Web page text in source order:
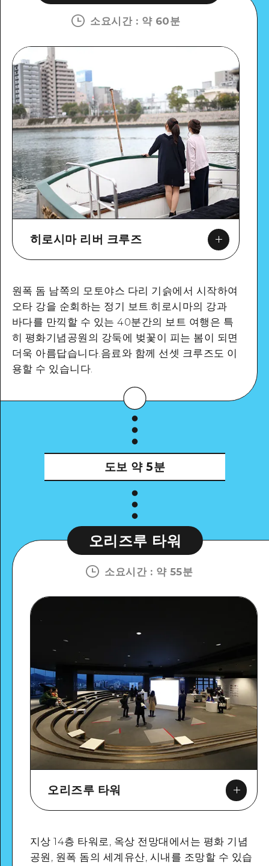
소요시간: 약 60분
히로시마 리버 크루즈
Google Maps
원폭 돔 남쪽의 모토야스 다리 기슭에서 시작하여
오타 강을 순회하는 정기 보트.히로시마의 강과
바다를 만끽할 수 있는 40분간의 보트 여행은 특
히 평화기념공원의 강둑에 벚꽃이 피는 봄이 되면
더욱 아름답습니다.음료와 함께 선셋 크루즈도 이
용할 수 있습니다.
도보 약 5분
오리즈루 타워
소요시간: 약 55분
오리즈루 타워
Google Maps
지상 14층 타워로, 옥상 전망대에서는 평화 기념
공원, 원폭 돔의 세계유산, 시내를 조망할 수 있습